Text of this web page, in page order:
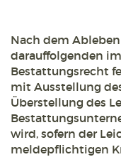
Nach dem
darauffolgenden
Bestattungsrecht
mit Ausstellung
Überstellung des
wird, sofern der
meldepflichtigen